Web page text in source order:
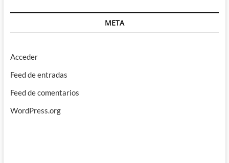
META
Acceder
Feed de entradas
Feed de comentarios
WordPress.org